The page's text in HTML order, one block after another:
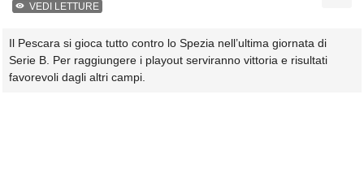
VEDI LETTURE
Il Pescara si gioca tutto contro lo Spezia nell’ultima giornata di
Serie B. Per raggiungere i playout serviranno vittoria e risultati
favorevoli dagli altri campi.